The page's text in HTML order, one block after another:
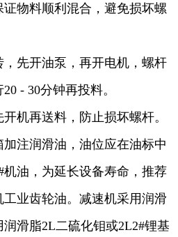
物料顺利混合，避免损坏螺
先开油泵，再开电机，螺杆
- 30分钟再投料。
机再送料，防止损坏螺杆。
注润滑油，油位应在油标中
机油，为延长设备寿命，推荐
工业齿轮油。减速机采用润滑
滑脂2L二硫化钼或2L2#锂基